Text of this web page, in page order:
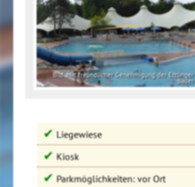
Bild: Mit freundlicher Genehmigung der Ettlinger
Bäder
✔ Liegewiese
✔ Kiosk
✔ Parkmöglichkeiten: vor Ort